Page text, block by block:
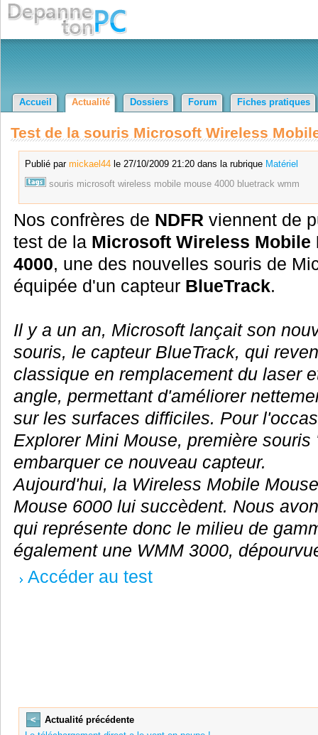
Accueil Actualité Dossiers Forum Fiches pratiques
Test de la souris Microsoft Wireless
Publié par mickael44le 27/10/2009 21:20 dans la rubrique Matériel
souris microsoft wireless mobile mouse 4000 bluetrack wmm
Nos confrères de NDFR viennent de
test de la Microsoft Wireless Mobile
4000, une des nouvelles souris de
équipée d'un capteur BlueTrack.
Il y a un an, Microsoft lançait son
souris, le capteur BlueTrack, qui
classique en remplacement du laser
angle, permettant d'améliorer
sur les surfaces difficiles. Pour
Explorer Mini Mouse, première
embarquer ce nouveau capteur.
Aujourd'hui, la Wireless Mobile
Mouse 6000 lui succèdent. Nous
qui représente donc le milieu de
également une WMM 3000,
Accéder au test
<
Actualité précédente